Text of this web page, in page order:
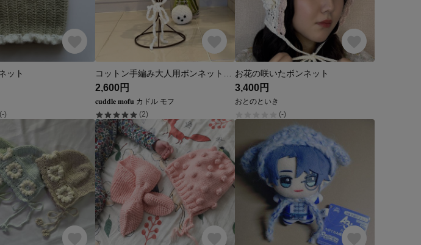
ット
(-)
コットン手編み大人用ボンネットパール付き
2,600円
𝐜𝐮𝐝𝐝𝐥𝐞 𝐦𝐨𝐟𝐮 カドル モフ
(2)
お花の咲いたボンネット
3,400円
おとのといき
(-)